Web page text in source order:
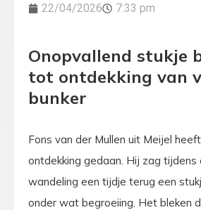
22/04/2026 7:33 pm
Onopvallend stukje
tot ontdekking van
bunker
Fons van der Mullen uit Meijel
ontdekking gedaan. Hij zag tijdens
wandeling een tijdje terug een
onder wat begroeiing. Het bleken